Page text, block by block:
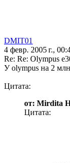
DMIT01
4 февр. 2005 г.,
Re: Re: Olympus
У olympus на 2
Цитата:
от: Mirdita
Цитата: